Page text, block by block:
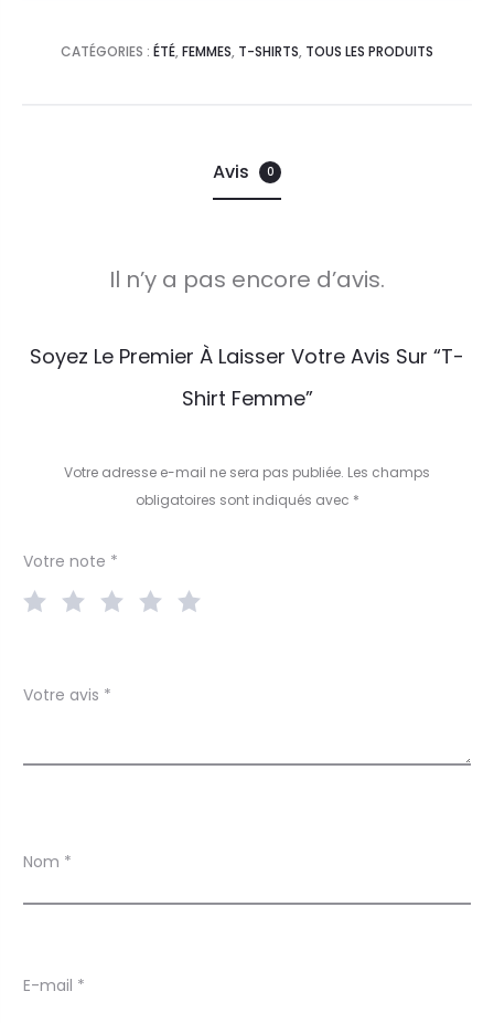
CATÉGORIES : ÉTÉ, FEMMES, T-SHIRTS, TOUS LES PRODUITS
Avis 0
v
Il n’y a pas encore d’avis.
Soyez Le Premier À Laisser Votre Avis Sur “t-
Shirt Femme”
Votre adresse e-mail ne sera pas publiée. Les champs
obligatoires sont indiqués avec *
Votre note *
Votre avis *
Nom *
E-mail *